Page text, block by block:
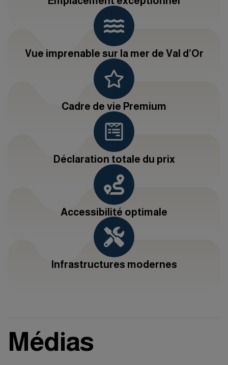
Vue imprenable sur la mer de Val d’Or
Cadre de vie Premium
Déclaration totale du prix
Accessibilité optimale
Infrastructures modernes
Médias